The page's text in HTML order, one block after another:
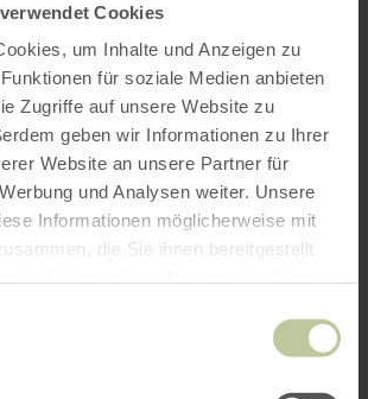
Cookies
um Inhalte und Anzeigen zu
für soziale Medien anbieten
Zugriffe auf unsere Website zu
geben wir Informationen zu Ihrer
Website an unsere Partner für
und Analysen weiter. Unsere
Informationen möglicherweise mit
die Sie ihnen bereitgestellt